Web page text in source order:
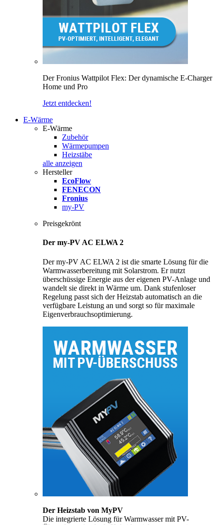
Der Fronius Wattpilot Flex: Der dynamische E-Charger
Home und Pro
Jetzt entdecken!
E-Wärme
E-Wärme
Zubehör
Wärmepumpen
Heizstäbe
alle anzeigen
Hersteller
EcoFlow
FENECON
Fronius
my-PV
Preisgekrönt
Der my-PV AC ELWA 2
Der my-PV AC ELWA 2 ist die smarte Lösung für die
Warmwasserbereitung mit Solarstrom. Er nutzt
überschüssige Energie aus der eigenen PV-Anlage und
wandelt sie direkt in Wärme um. Dank stufenloser
Regelung passt sich der Heizstab automatisch an die
verfügbare Leistung an und sorgt so für maximale
Eigenverbrauchsoptimierung.
Der Heizstab von MyPV
Die integrierte Lösung für Warmwasser mit PV-